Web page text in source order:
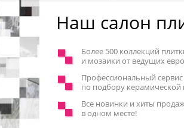
Наш салон
Более 500 коллекций
и мозаики от ведущих
Профессиональный сервис
по подбору керамической
Все новинки и хиты продаж
в одном месте!